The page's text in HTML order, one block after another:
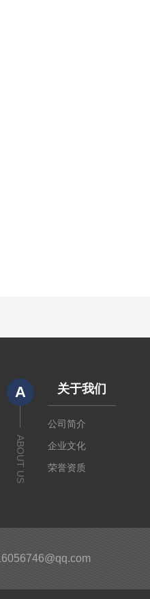
A
ABOUT US
关于我们
公司简介
企业文化
荣誉资质